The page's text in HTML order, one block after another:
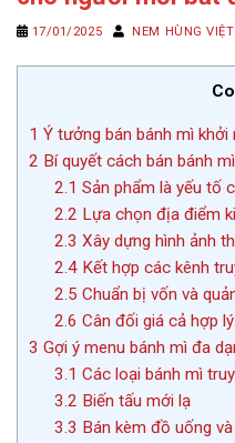
17/01/2025 NEM HÙNG VIỆT
1 Ý tưởng bán bánh mì khởi
2 Bí quyết cách bán bánh
2.1 Sản phẩm là yếu tố
2.2 Lựa chọn địa điểm
2.3 Xây dựng hình ảnh
2.4Kết hợp các kênh
2.5 Chuẩn bị vốn và
2.6 Cân đối giá cả hợp lý
3 Gợi ý menu bánh mì đa
3.1 Các loại bánh mì
3.2 Biến tấu mới lạ
3.3 Bán kèm đồ uống